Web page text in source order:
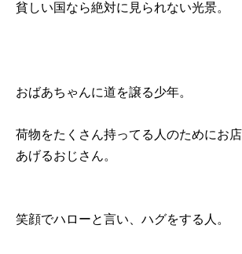
貧しい国なら絶対に見られない光景。
おばあちゃんに道を譲る少年。
荷物をたくさん持ってる人のためにお
あげるおじさん。
笑顔でハローと言い、ハグをする人。